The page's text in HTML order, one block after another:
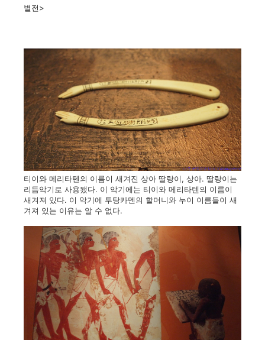
별전>
티이와 메리타텐의 이름이 새겨진 상아 딸랑이, 상아. 딸랑이는
리듬악기로 사용됐다. 이 악기에는 티이와 메리타텐의 이름이
새겨져 있다. 이 악기에 투탕카멘의 할머니와 누이 이름들이 새
겨져 있는 이유는 알 수 없다.